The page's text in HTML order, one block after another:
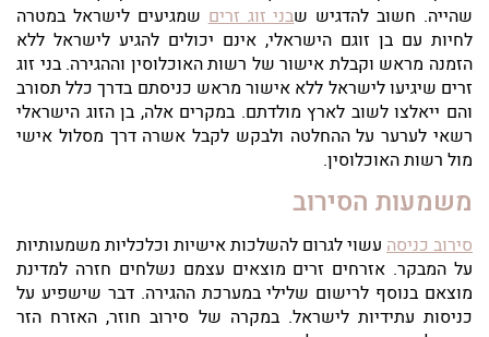
שהייה. חשוב להדגיש שבני זוג זריםשמגיעים לישראל במטרה
לחיות עם בן זוגם הישראלי, אינם יכולים להגיע לישראל ללא
הזמנה מראש וקבלת אישור של רשות האוכלוסין וההגירה. בני זוג
זרים שיגיעו לישראל ללא אישור מראש כניסתם בדרך כלל תסורב
והם ייאלצו לשוב לארץ מולדתם. במקרים אלה, בן הזוג הישראלי
רשאי לערער על ההחלטה ולבקש לקבל אשרה דרך מסלול אישי
מול רשות האוכלוסין.
משמעות הסירוב
סירוב כניסה עשוי לגרום להשלכות אישיות וכלכליות משמעותיות
על המבקר. אזרחים זרים מוצאים עצמם נשלחים חזרה למדינת
מוצאם בנוסף לרישום שלילי במערכת ההגירה. דבר שישפיע על
כניסות עתידיות לישראל. במקרה של סירוב חוזר, האזרח הזר